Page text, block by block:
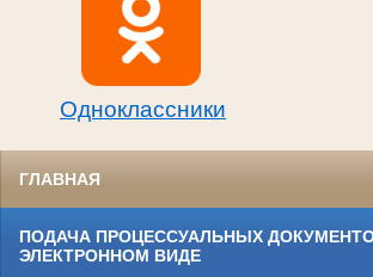
Одноклассники
ГЛАВНАЯ
ПОДАЧА ПРОЦЕССУАЛЬНЫХ
ЭЛЕКТРОННОМ ВИДЕ